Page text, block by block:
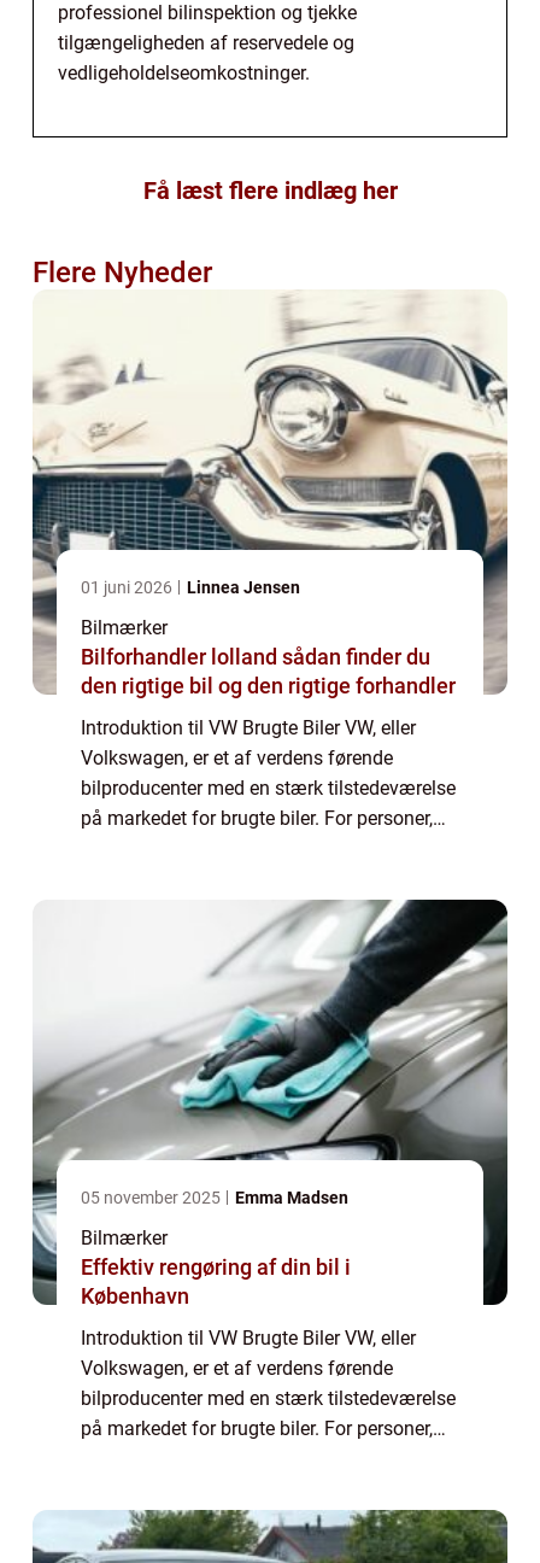
professionel bilinspektion og tjekke
tilgængeligheden af reservedele og
vedligeholdelseomkostninger.
Få læst flere indlæg her
Flere Nyheder
01 juni 2026 Linnea Jensen
Bilmærker
Bilforhandler lolland sådan finder du
den rigtige bil og den rigtige forhandler
Introduktion til VW Brugte Biler VW, eller
Volkswagen, er et af verdens førende
bilproducenter med en stærk tilstedeværelse
på markedet for brugte biler. For personer,
05 november 2025 Emma Madsen
Bilmærker
Effektiv rengøring af din bil i
København
Introduktion til VW Brugte Biler VW, eller
Volkswagen, er et af verdens førende
bilproducenter med en stærk tilstedeværelse
på markedet for brugte biler. For personer,